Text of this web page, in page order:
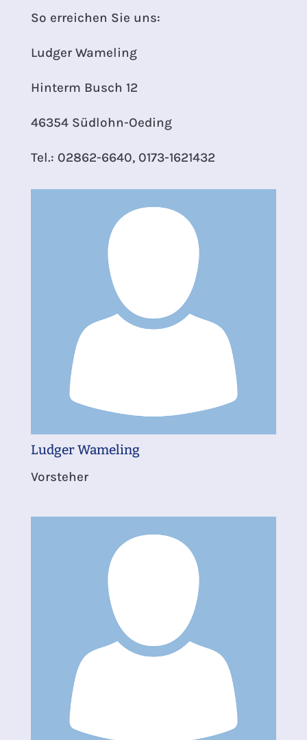
So erreichen Sie uns:
Ludger Wameling
Hinterm Busch 12
46354 Südlohn-Oeding
Tel.: 02862-6640, 0173-1621432
Ludger Wameling
Vorsteher